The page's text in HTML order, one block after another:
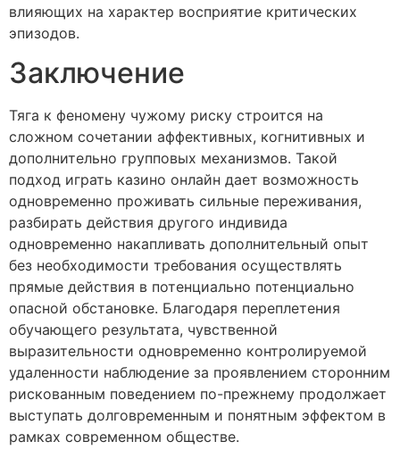
влияющих на характер восприятие критических
эпизодов.
Заключение
Тяга к феномену чужому риску строится на
сложном сочетании аффективных, когнитивных и
дополнительно групповых механизмов. Такой
подход играть казино онлайн дает возможность
одновременно проживать сильные переживания,
разбирать действия другого индивида
одновременно накапливать дополнительный опыт
без необходимости требования осуществлять
прямые действия в потенциально потенциально
опасной обстановке. Благодаря переплетения
обучающего результата, чувственной
выразительности одновременно контролируемой
удаленности наблюдение за проявлением сторонним
рискованным поведением по-прежнему продолжает
выступать долговременным и понятным эффектом в
рамках современном обществе.